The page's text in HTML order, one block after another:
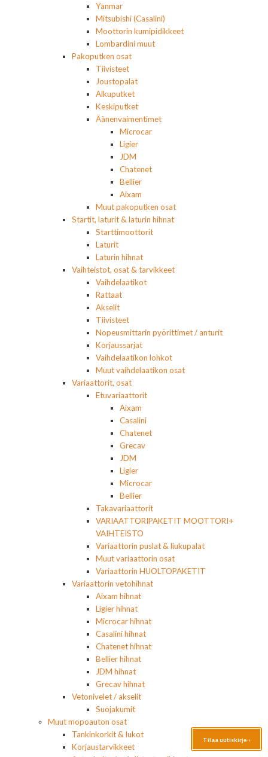
Yanmar
Mitsubishi (Casalini)
Moottorin kumipidikkeet
Lombardini muut
Pakoputken osat
Tiivisteet
Joustopalat
Alkuputket
Keskiputket
Äänenvaimentimet
Microcar
Ligier
JDM
Chatenet
Bellier
Aixam
Muut pakoputken osat
Startit, laturit & laturin hihnat
Starttimoottorit
Laturit
Laturin hihnat
Vaihteistot, osat & tarvikkeet
Vaihdelaatikot
Rattaat
Akselit
Tiivisteet
Nopeusmittarin pyörittimet / anturit
Korjaussarjat
Vaihdelaatikon lohkot
Muut vaihdelaatikon osat
Variaattorit, osat
Etuvariaattorit
Aixam
Casalini
Chatenet
Grecav
JDM
Ligier
Microcar
Bellier
Takavariaattorit
VARIAATTORIPAKETIT MOOTTORI+
VAIHTEISTO
Variaattorin puslat & liukupalat
Muut variaattorin osat
Variaattorin HUOLTOPAKETIT
Variaattorin vetohihnat
Aixam hihnat
Ligier hihnat
Microcar hihnat
Casalini hihnat
Chatenet hihnat
Bellier hihnat
JDM hihnat
Grecav hihnat
Vetonivelet / akselit
Suojakumit
Muut mopoauton osat
Tankinkorkit & lukot
Korjaustarvikkeet
Tilaa uutiskirje ›